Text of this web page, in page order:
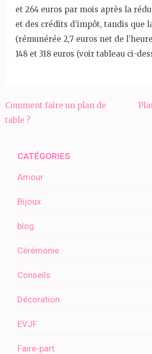
et 264 euros par mois après la
et des crédits d’impôt, tandis que
(rémunérée 2,7 euros net de
148 et 318 euros (voir tableau ci-
Navigation
de
Comment faire un plan de
table ?
CATÉGORIES
Amour
Bijoux
blog
Cérémonie
Conseils
Décoration
EVJF
Faire-part